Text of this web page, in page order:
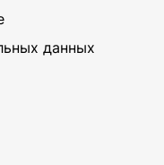
данных